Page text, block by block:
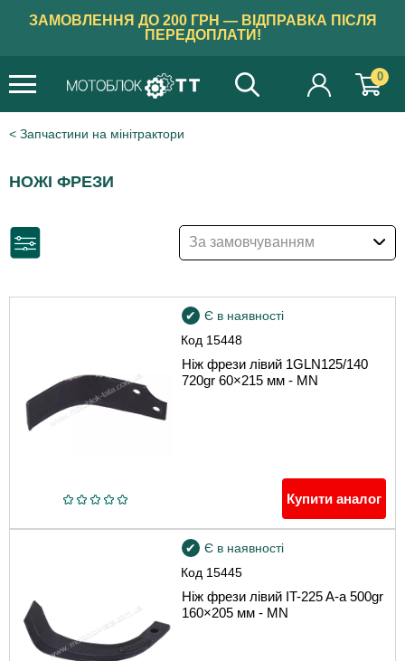
ЗАМОВЛЕННЯ ДО 200 ГРН — ВІДПРАВКА ПІСЛЯ
ПЕРЕДОПЛАТИ!
0
Запчастини на мінітрактори
НОЖІ ФРЕЗИ
За замовчуванням
Код 15448
Є в наявності
Ніж фрези лівий 1GLN125/140
720gr 60×215 мм - MN
Купити аналог
Код 15445
Є в наявності
Ніж фрези лівий IT-225 A-a 500gr
160×205 мм - MN